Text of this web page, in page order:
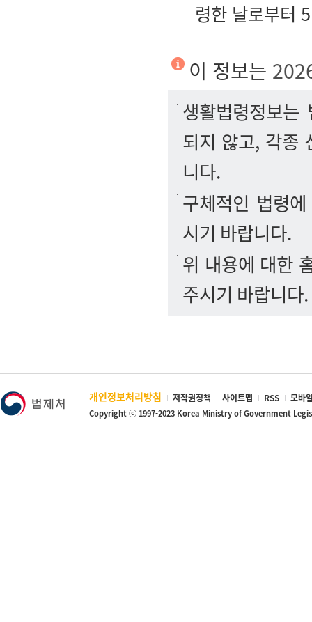
령한 날로부터
이 정보는
생활법령정보
되지 않고, 각종
니다.
구체적인 법령
시기 바랍니다.
위 내용에 대한
주시기 바랍니다.
개인정보처리방침 저작권정책 사이트맵 RSS 모바
Copyright ⓒ 1997-2023 Korea Ministry of Government